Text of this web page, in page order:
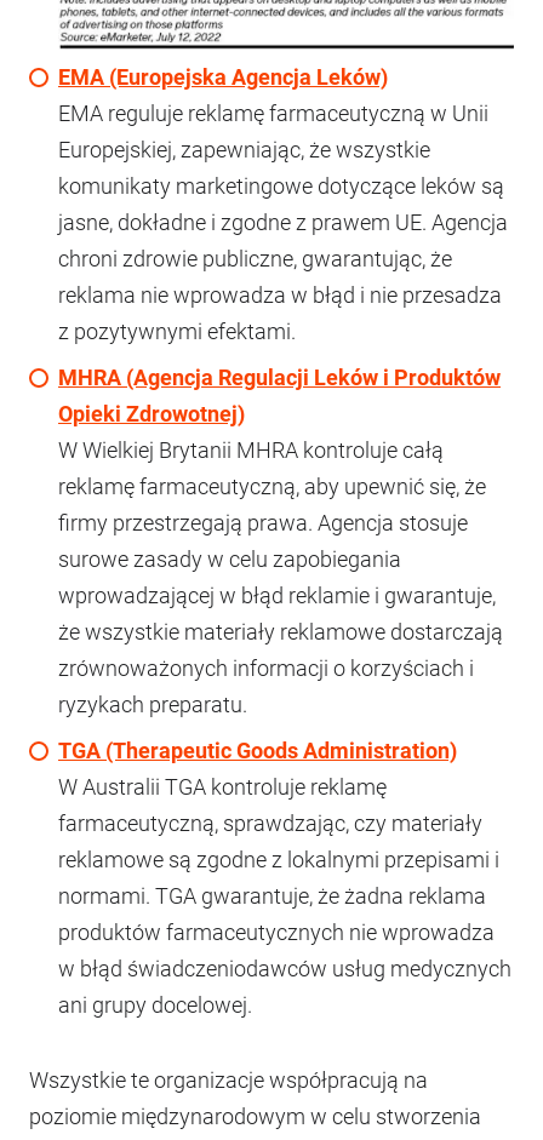
EMA (Europejska Agencja Leków)
EMA reguluje reklamę farmaceutyczną w Unii
Europejskiej, zapewniając, że wszystkie
komunikaty marketingowe dotyczące leków są
jasne, dokładne i zgodne z prawem UE. Agencja
chroni zdrowie publiczne, gwarantując, że
reklama nie wprowadza w błąd i nie przesadza
z pozytywnymi efektami.
MHRA (Agencja Regulacji Leków i Produktów
Opieki Zdrowotnej)
W Wielkiej Brytanii MHRA kontroluje całą
reklamę farmaceutyczną, aby upewnić się, że
firmy przestrzegają prawa. Agencja stosuje
surowe zasady w celu zapobiegania
wprowadzającej w błąd reklamie i gwarantuje,
że wszystkie materiały reklamowe dostarczają
zrównoważonych informacji o korzyściach i
ryzykach preparatu.
TGA (Therapeutic Goods Administration)
W Australii TGA kontroluje reklamę
farmaceutyczną, sprawdzając, czy materiały
reklamowe są zgodne z lokalnymi przepisami i
normami. TGA gwarantuje, że żadna reklama
produktów farmaceutycznych nie wprowadza
w błąd świadczeniodawców usług medycznych
ani grupy docelowej.
Wszystkie te organizacje współpracują na
poziomie międzynarodowym w celu stworzenia